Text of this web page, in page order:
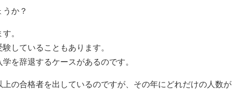
か？
。
していることもあります。
を辞退するケースがあるのです。
の合格者を出しているのですが、その年にどれだけの人数が